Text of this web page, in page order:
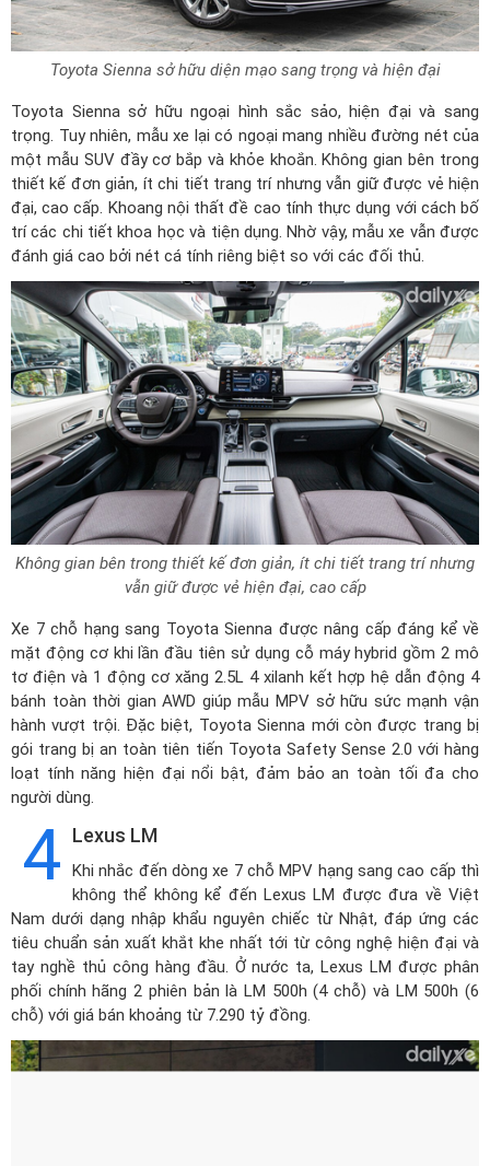
Toyota Sienna sở hữu diện mạo sang trọng và hiện đại
Toyota Sienna sở hữu ngoại hình sắc sảo, hiện đại và sang
trọng. Tuy nhiên, mẫu xe lại có ngoại mang nhiều đường nét của
một mẫu SUV đầy cơ bắp và khỏe khoắn. Không gian bên trong
thiết kế đơn giản, ít chi tiết trang trí nhưng vẫn giữ được vẻ hiện
đại, cao cấp. Khoang nội thất đề cao tính thực dụng với cách bố
trí các chi tiết khoa học và tiện dụng. Nhờ vậy, mẫu xe vẫn được
đánh giá cao bởi nét cá tính riêng biệt so với các đối thủ.
Không gian bên trong thiết kế đơn giản, ít chi tiết trang trí nhưng
vẫn giữ được vẻ hiện đại, cao cấp
Xe 7 chỗ hạng sang Toyota Sienna được nâng cấp đáng kể về
mặt động cơ khi lần đầu tiên sử dụng cỗ máy hybrid gồm 2 mô
tơ điện và 1 động cơ xăng 2.5L 4 xilanh kết hợp hệ dẫn động 4
bánh toàn thời gian AWD giúp mẫu MPV sở hữu sức mạnh vận
hành vượt trội. Đặc biệt, Toyota Sienna mới còn được trang bị
gói trang bị an toàn tiên tiến Toyota Safety Sense 2.0 với hàng
loạt tính năng hiện đại nổi bật, đảm bảo an toàn tối đa cho
người dùng.
4 Lexus LM
Khi nhắc đến dòng xe 7 chỗ MPV hạng sang cao cấp thì
không thể không kể đến Lexus LM được đưa về Việt
Nam dưới dạng nhập khẩu nguyên chiếc từ Nhật, đáp ứng các
tiêu chuẩn sản xuất khắt khe nhất tới từ công nghệ hiện đại và
tay nghề thủ công hàng đầu. Ở nước ta, Lexus LM được phân
phối chính hãng 2 phiên bản là LM 500h (4 chỗ) và LM 500h (6
chỗ) với giá bán khoảng từ 7.290 tỷ đồng.